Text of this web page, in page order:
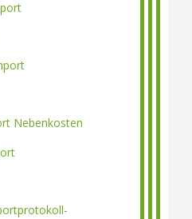
Nebenkosten